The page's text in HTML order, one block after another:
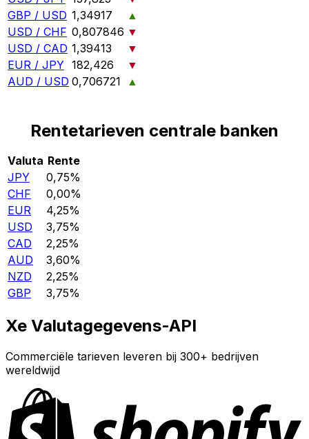
GBP / USD 1,34917
▲
USD / CHF 0,807846 ▼
USD / CAD 1,39413
▼
EUR / JPY 182,426
▼
AUD / USD 0,706721 ▲
Rentetarieven centrale banken
Valuta Rente
JPY
0,75%
CHF
0,00%
EUR
4,25%
USD
3,75%
CAD
2,25%
AUD
3,60%
NZD
2,25%
GBP
3,75%
Xe Valutagegevens-API
Commerciële tarieven leveren bij 300+ bedrijven
wereldwijd